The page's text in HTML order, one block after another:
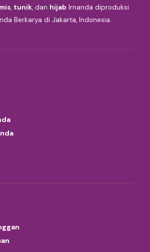
, tunik, dan hijab Irnanda diproduksi
Berkarya di Jakarta, Indonesia.